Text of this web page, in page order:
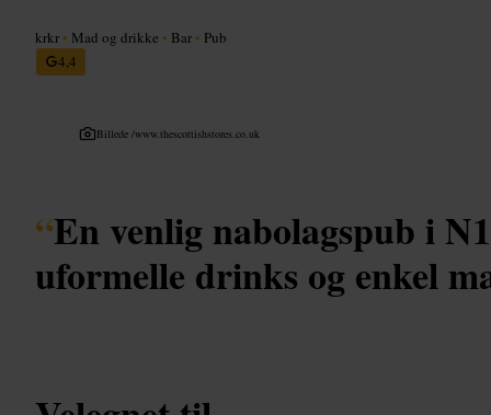
krkr • Mad og drikke • Bar • Pub
4,4
Billede /www.thescottishstores.co.uk
“En venlig nabolagspub i
uformelle drinks og enkel